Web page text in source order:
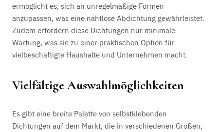
ermöglicht es, sich an unregelmäßige Formen
anzupassen, was eine nahtlose Abdichtung gewährleistet.
Zudem erfordern diese Dichtungen nur minimale
Wartung, was sie zu einer praktischen Option für
vielbeschäftigte Haushalte und Unternehmen macht.
Vielfältige Auswahlmöglichkeiten
Es gibt eine breite Palette von selbstklebenden
Dichtungen auf dem Markt, die in verschiedenen Größen,